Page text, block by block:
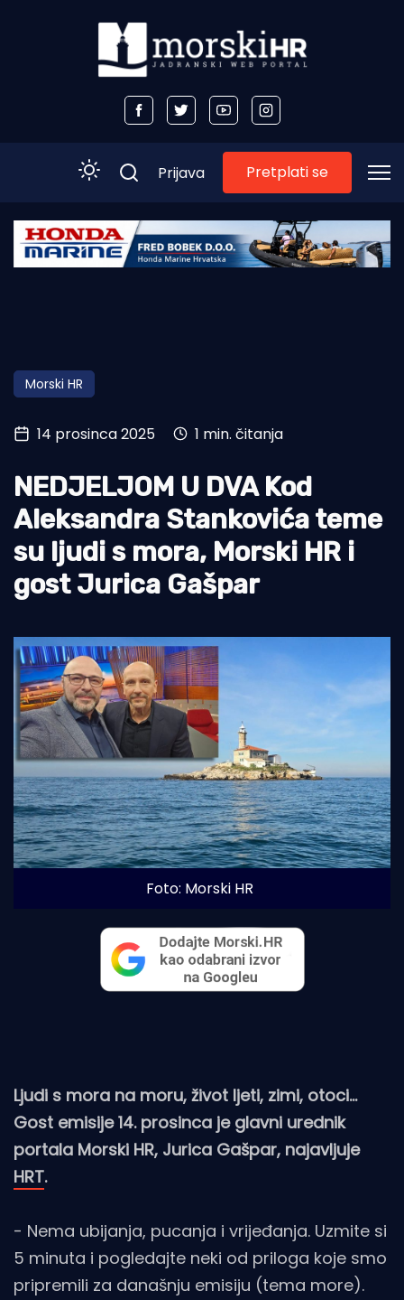
Početna
Obala
Otoci
Turizam i nautika
Pomorstvo
Ribolov
Ekologija
Tradicija i kultura
Prijava Pretplati se
Morski HR
14 prosinca 2025 1 min. čitanja
NEDJELJOM U DVA Kod
Aleksandra Stankovića teme
su ljudi s mora, Morski HR i
gost Jurica Gašpar
Foto: Morski HR
Ljudi s mora na moru, život ljeti, zimi, otoci...
Gost emisije 14. prosinca je glavni urednik
portala Morski HR, Jurica Gašpar, najavljuje
HRT.
- Nema ubijanja, pucanja i vrijeđanja. Uzmite si
5 minuta i pogledajte neki od priloga koje smo
pripremili za današnju emisiju (tema more).